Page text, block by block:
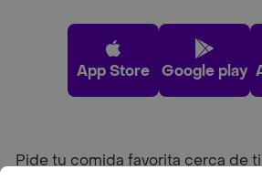
App Store Google play
Pide tu comida favorita cerca de ti